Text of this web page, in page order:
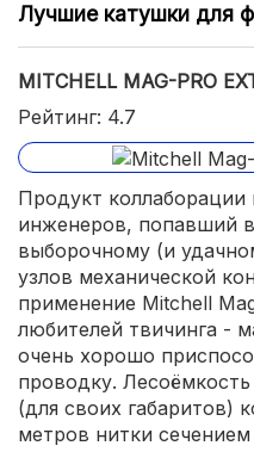
Лучшие катушки для
MITCHELL MAG-PRO
Рейтинг: 4.7
Продукт коллаборации
инженеров, попавший в
выборочному (и
узлов механической
применение Mitchell
любителей твичинга -
очень хорошо
проводку.
(для своих габаритов)
метров нитки